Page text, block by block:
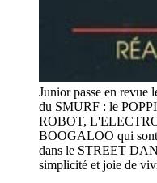
Junior passe en revue
du SMURF : le
ROBOT,
BOOGALOO qui sont
dans le STREET
simplicité et joie de